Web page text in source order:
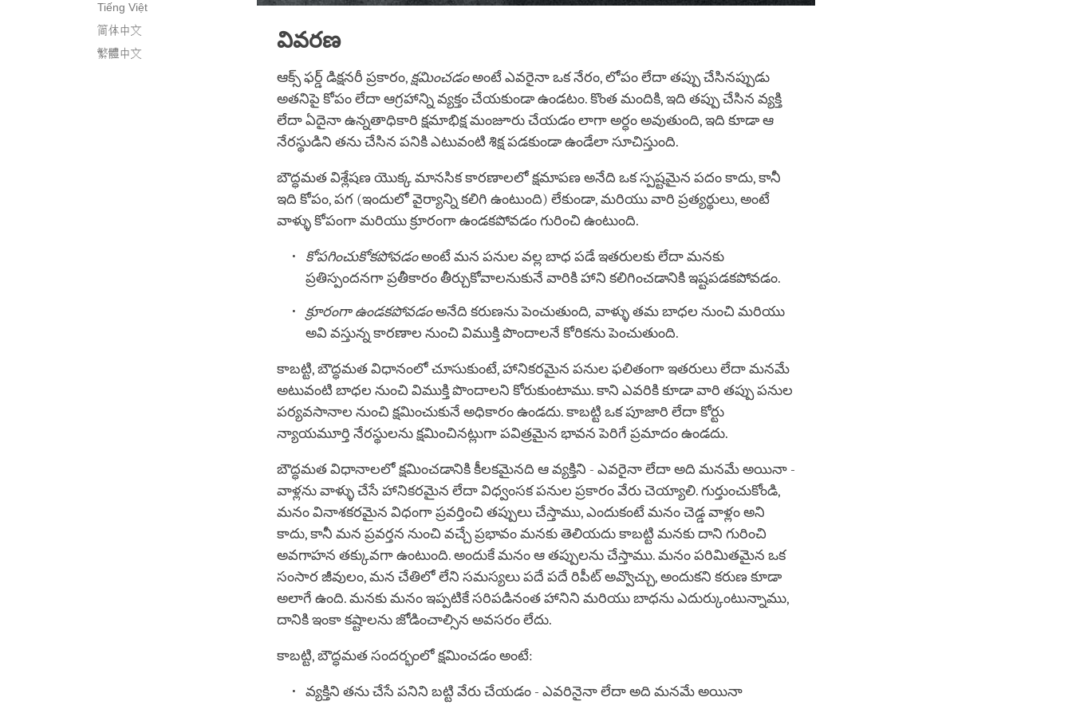
Tiếng Việt
简体中文
繁體中文
వివరణ
ఆక్స్ ఫర్డ్ డిక్షనరీ ప్రకారం,క్షమించడంఅంటే ఎవరైనా ఒక నేరం, లోపం లేదా తప్పు చేసినప్పుడు
అతనిపై కోపం లేదా ఆగ్రహాన్ని వ్యక్తం చేయకుండా ఉండటం. కొంత మందికి, ఇది తప్పు చేసిన వ్యక్తి
లేదా ఏదైనా ఉన్నతాధికారి క్షమాభిక్ష మంజూరు చేయడం లాగా అర్ధం అవుతుంది, ఇది కూడా ఆ
నేరస్థుడిని తను చేసిన పనికి ఎటువంటి శిక్ష పడకుండా ఉండేలా సూచిస్తుంది.
బౌద్ధమత విశ్లేషణ యొక్క మానసిక కారణాలలో క్షమాపణ అనేది ఒక స్పష్టమైన పదం కాదు, కానీ
ఇది కోపం, పగ (ఇందులో వైర్యాన్ని కలిగి ఉంటుంది) లేకుండా, మరియు వారి ప్రత్యర్థులు, అంటే
వాళ్ళు కోపంగా మరియు క్రూరంగా ఉండకపోవడం గురించి ఉంటుంది.
కోపగించుకోకపోవడంఅంటే మన పనుల వల్ల బాధ పడే ఇతరులకు లేదా మనకు
ప్రతిస్పందనగా ప్రతీకారం తీర్చుకోవాలనుకునే వారికి హాని కలిగించడానికి ఇష్టపడకపోవడం.
క్రూరంగా ఉండకపోవడంఅనేది కరుణను పెంచుతుంది,వాళ్ళు తమ బాధల నుంచి మరియు
అవి వస్తున్న కారణాల నుంచి విముక్తి పొందాలనే కోరికను పెంచుతుంది.
కాబట్టి, బౌద్ధమత విధానంలో చూసుకుంటే, హానికరమైన పనుల ఫలితంగా ఇతరులు లేదా మనమే
అటువంటి బాధల నుంచి విముక్తి పొందాలని కోరుకుంటాము. కాని ఎవరికి కూడా వారి తప్పు పనుల
పర్యవసానాల నుంచి క్షమించుకునే అధికారం ఉండదు. కాబట్టి ఒక పూజారి లేదా కోర్టు
న్యాయమూర్తి నేరస్థులను క్షమించినట్లుగా పవిత్రమైన భావన పెరిగే ప్రమాదం ఉండదు.
బౌద్ధమత విధానాలలో క్షమించడానికి కీలకమైనది ఆ వ్యక్తిని - ఎవరైనా లేదా అది మనమే అయినా -
వాళ్లను వాళ్ళు చేసే హానికరమైన లేదా విధ్వంసక పనుల ప్రకారం వేరు చెయ్యాలి. గుర్తుంచుకోండి,
మనం వినాశకరమైన విధంగా ప్రవర్తించి తప్పులు చేస్తాము, ఎందుకంటే మనం చెడ్డ వాళ్లం అని
కాదు, కానీ మన ప్రవర్తన నుంచి వచ్చే ప్రభావం మనకు తెలియదు కాబట్టి మనకు దాని గురించి
అవగాహన తక్కువగా ఉంటుంది. అందుకే మనం ఆ తప్పులను చేస్తాము. మనం పరిమితమైన ఒక
సంసార జీవులం, మన చేతిలో లేని సమస్యలు పదే పదే రిపీట్ అవ్వొచ్చు, అందుకని కరుణ కూడా
అలాగే ఉంది. మనకు మనం ఇప్పటికే సరిపడినంత హానిని మరియు బాధను ఎదుర్కుంటున్నాము,
దానికి ఇంకా కష్టాలను జోడించాల్సిన అవసరం లేదు.
కాబట్టి, బౌద్ధమత సందర్భంలో క్షమించడం అంటే:
వ్యక్తిని తను చేసే పనిని బట్టి వేరు చేయడం - ఎవరినైనా లేదా అది మనమే అయినా